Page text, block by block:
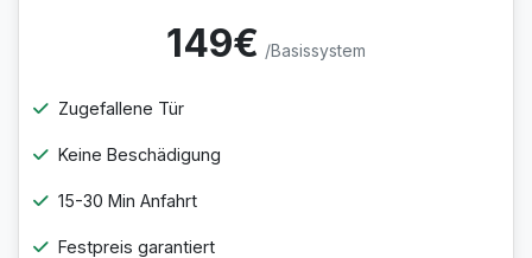
149€ /Basissystem
Zugefallene Tür
Keine Beschädigung
15-30 Min Anfahrt
Festpreis garantiert